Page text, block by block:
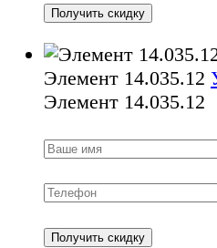
Элемент 14.035.12
Элемент 14.035.12